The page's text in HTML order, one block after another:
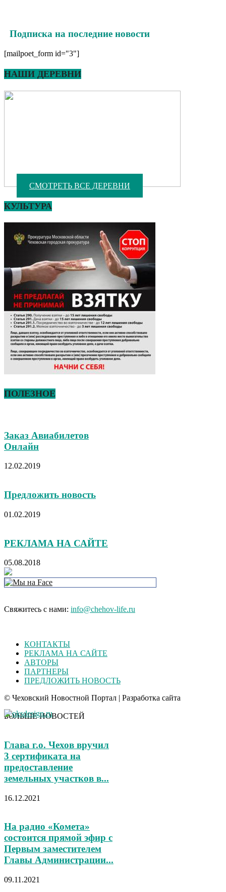
Подписка на последние новости
[mailpoet_form id="3"]
НАШИ ДЕРЕВНИ
СМОТРЕТЬ ВСЕ ДЕРЕВНИ
КУЛЬТУРА
ПОЛЕЗНОЕ
Заказ Авиабилетов
Онлайн
12.02.2019
Предложить новость
01.02.2019
РЕКЛАМА НА САЙТЕ
05.08.2018
Свяжитесь с нами: info@chehov-life.ru
КОНТАКТЫ
РЕКЛАМА НА САЙТЕ
АВТОРЫ
ПАРТНЕРЫ
ПРЕДЛОЖИТЬ НОВОСТЬ
© Чеховский Новостной Портал | Разработка сайта
БОЛЬШЕ НОВОСТЕЙ
Глава г.о. Чехов вручил
3 сертификата на
предоставление
земельных участков в...
16.12.2021
На радио «Комета»
состоится прямой эфир с
Первым заместителем
Главы Администрации...
09.11.2021